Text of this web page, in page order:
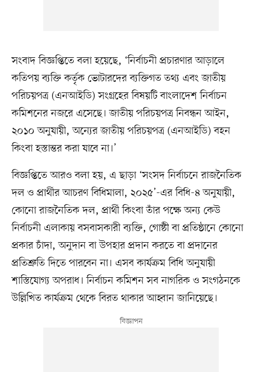
সংবাদ বিজ্ঞপ্তিতে বলা হয়েছে, ‘নির্বাচনী প্রচারণার আড়ালে
কতিপয় ব্যক্তি কর্তৃক ভোটারদের ব্যক্তিগত তথ্য এবং জাতীয়
পরিচয়পত্র (এনআইডি) সংগ্রহের বিষয়টি বাংলাদেশ নির্বাচন
কমিশনের নজরে এসেছে। জাতীয় পরিচয়পত্র নিবন্ধন আইন,
২০১০ অনুযায়ী, অন্যের জাতীয় পরিচয়পত্র (এনআইডি) বহন
কিংবা হস্তান্তর করা যাবে না।’
বিজ্ঞপ্তিতে আরও বলা হয়, এ ছাড়া ‘সংসদ নির্বাচনে রাজনৈতিক
দল ও প্রার্থীর আচরণ বিধিমালা, ২০২৫’-এর বিধি-৪ অনুযায়ী,
কোনো রাজনৈতিক দল, প্রার্থী কিংবা তাঁর পক্ষে অন্য কেউ
নির্বাচনী এলাকায় বসবাসকারী ব্যক্তি, গোষ্ঠী বা প্রতিষ্ঠানে কোনো
প্রকার চাঁদা, অনুদান বা উপহার প্রদান করতে বা প্রদানের
প্রতিশ্রুতি দিতে পারবেন না। এসব কার্যক্রম বিধি অনুযায়ী
শাস্তিযোগ্য অপরাধ। নির্বাচন কমিশন সব নাগরিক ও সংগঠনকে
উল্লিখিত কার্যক্রম থেকে বিরত থাকার আহ্বান জানিয়েছে।